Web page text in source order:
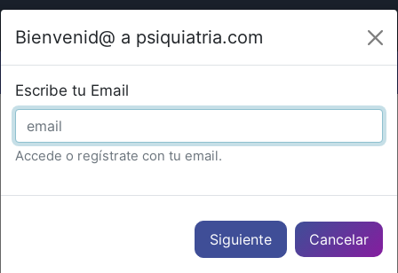
Bienvenid@ a psiquiatria.com
Escribe tu Email
Accede o regístrate con tu email.
Cancelar